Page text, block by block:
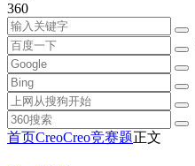
360
首页CreoCreo竞赛题正文